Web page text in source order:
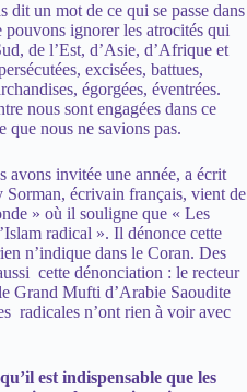
un mot de ce qui se passe dans
ignorer les atrocités qui
de l’Est, d’Asie, d’Afrique et
excisées, battues,
égorgées, éventrées.
nous sont engagées dans ce
que nous ne savions pas.
invitée une année, a écrit
Sorman, écrivain français, vient de
» où il souligne que « Les
radical ». Il dénonce cette
n’indique dans le Coran. Des
cette dénonciation : le recteur
Grand Mufti d’Arabie Saoudite
radicales n’ont rien à voir avec
est indispensable que les